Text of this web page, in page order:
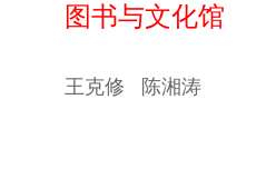
图书与文化馆
王克修 陈湘涛